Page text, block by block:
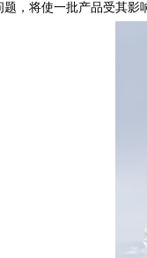
，将使一批产品受其影